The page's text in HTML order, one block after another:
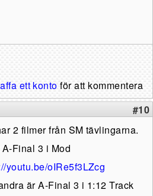
ett konto för att kommentera
#10
2 filmer från SM tävlingarna.
A-Final 3 i Mod
youtu.be/oIRe5f3LZcg
är A-Final 3 i 1:12 Track